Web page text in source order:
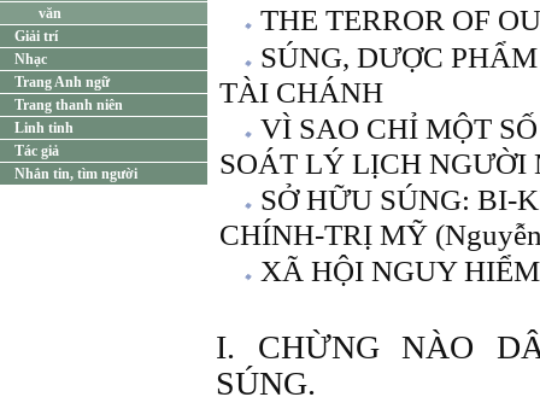
văn
Giải trí
Nhạc
Trang Anh ngữ
Trang thanh niên
Linh tinh
Tác giả
Nhắn tin, tìm người
THE TERROR OF
SÚNG, DƯỢC
TÀI CHÁNH
VÌ SAO CHỈ MỘT
SOÁT LÝ LỊCH NGƯỜI
SỞ HỮU SÚNG: BI-
CHÍNH-TRỊ MỸ
XÃ HỘI NGUY HIỂM
I. CHỪNG NÀO
SÚNG.